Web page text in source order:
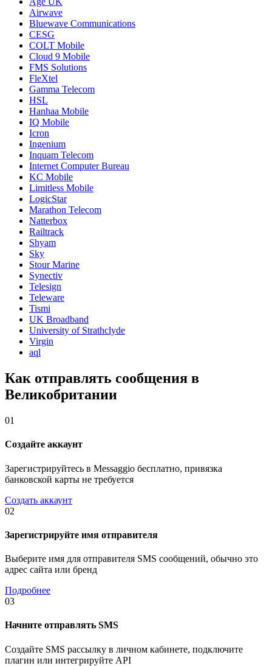
Airwave
Bluewave Communications
CESG
COLT Mobile
Cloud 9 Mobile
FMS Solutions
FleXtel
Gamma Telecom
HSL
Hanhaa Mobile
IQ Mobile
Icron
Ingenium
Inquam Telecom
Internet Computer Bureau
KC Mobile
Limitless Mobile
LogicStar
Marathon Telecom
Natterbox
Railtrack
Shyam
Sky
Stour Marine
Synectiv
Telesign
Teleware
Tismi
UK Broadband
University of Strathclyde
Virgin
aql
Как отправлять сообщения в
Великобритании
01
Создайте аккаунт
Зарегистрируйтесь в Messaggio бесплатно, привязка
банковской карты не требуется
Создать аккаунт
02
Зарегистрируйте имя отправителя
Выберите имя для отправителя SMS сообщений, обычно это
адрес сайта или бренд
Подробнее
03
Начните отправлять SMS
Создайте SMS рассылку в личном кабинете, подключите
плагин или интегрируйте API